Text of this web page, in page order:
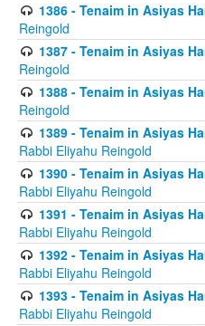
1386 - Tenaim in Asiyas
Reingold
1387 - Tenaim in Asiyas
Reingold
1388 - Tenaim in Asiyas
Reingold
1389 - Tenaim in Asiyas
Rabbi Eliyahu Reingold
1390 - Tenaim in Asiyas
Rabbi Eliyahu Reingold
1391 - Tenaim in Asiyas
Rabbi Eliyahu Reingold
1392 - Tenaim in Asiyas
Rabbi Eliyahu Reingold
1393 - Tenaim in Asiyas
Rabbi Eliyahu Reingold